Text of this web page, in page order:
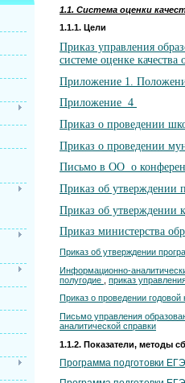
1.1. Система оценки
1.1.1. Цели
Приказ управления
системе оценке качества
Приложение 1.
Приложение 4
Приказ о проведении
Приказ о проведении
Письмо в ОО о
Приказ об утверждении
Приказ об утверждении
Приказ министерства
Приказ об утверждении
Информационно-
полугодие
приказ
Приказ о проведении
Письмо управления
аналитической справки
1.1.2. Показатели, методы
Программа подготовки